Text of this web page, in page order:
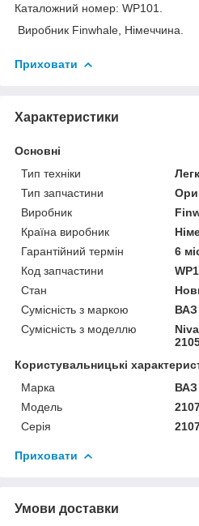
Каталожний номер: WP101.
Виробник Finwhale, Німеччина.
Приховати
Характеристики
Основні
Тип техніки
Тип запчастини
Виробник
Країна виробник
Гарантійний термін
6
Код запчастини
Стан
Сумісність з маркою
ВАЗ
Сумісність з моделлю
Користувальницькі
Марка
ВАЗ
Модель
Серія
Приховати
Умови доставки